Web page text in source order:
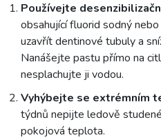
Používejte
obsahující fluorid sodný
uzavřít dentinové tubuly a
Nanášejte pastu přímo na
nesplachujte ji vodou.
Vyhýbejte se extrémním
týdnů nepijte ledově
pokojová teplota.